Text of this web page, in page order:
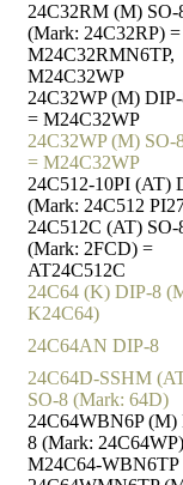
24C32RM (M) SO-
(Mark: 24C32RP) =
M24C32RMN6TP,
M24C32WP
24C32WP (M)
= M24C32WP
24C32WP (M) SO-
= M24C32WP
24C512-10PI (AT)
(Mark: 24C512
24C512C (AT) SO-
(Mark: 2FCD) =
AT24C512C
24C64 (K) DIP-8
K24C64)
24C64AN DIP-8
24C64D-SSHM
SO-8 (Mark: 64D)
24C64WBN6P (M)
8 (Mark:
M24C64-WBN6TP